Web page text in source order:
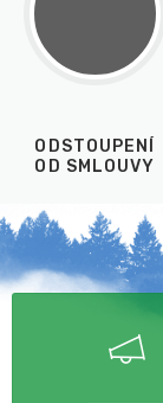
ODSTOUPENÍ
OD SMLOUVY